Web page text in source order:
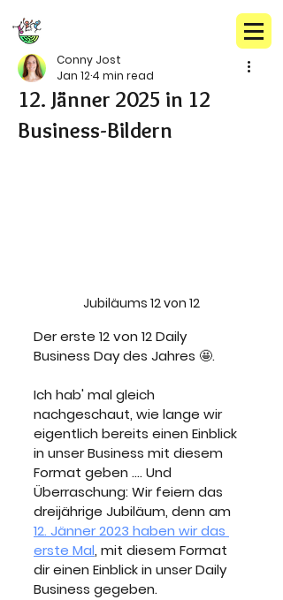
12. Jänner 2025 in 12
Business-Bildern
Conny Jost
Jan 124 min read
Jubiläums 12 von 12
Der erste 12 von 12 Daily
Business Day des Jahres 🤩.
Ich hab' mal gleich
nachgeschaut, wie lange wir
eigentlich bereits einen Einblick
in unser Business mit diesem
Format geben .... Und
Überraschung: Wir feiern das
dreijährige Jubiläum, denn am
12. Jänner 2023 haben wir das
erste Mal, mit diesem Format
dir einen Einblick in unser Daily
Business gegeben.